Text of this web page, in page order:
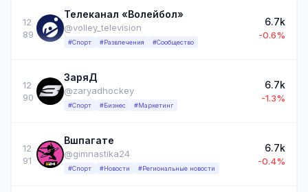
12
89
Телеканал «Волейбол»
@volley_television
#Спорт #Развлечения #Сообщество
6.7k
-0.6%
12
90
ЗаряД
@zaryadhockey
#Спорт #Бизнес #Маркетинг
6.7k
-1.3%
12
91
Вшпагате
@gimnastika24
#Спорт #Новости #Региональные новости
6.7k
-0.4%